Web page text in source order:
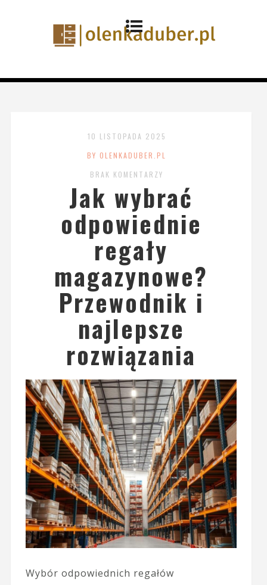
10 LISTOPADA 2025
BY OLENKADUBER.PL
BRAK KOMENTARZY
Jak wybrać
odpowiednie
regały
magazynowe?
Przewodnik i
najlepsze
rozwiązania
Wybór odpowiednich regałów